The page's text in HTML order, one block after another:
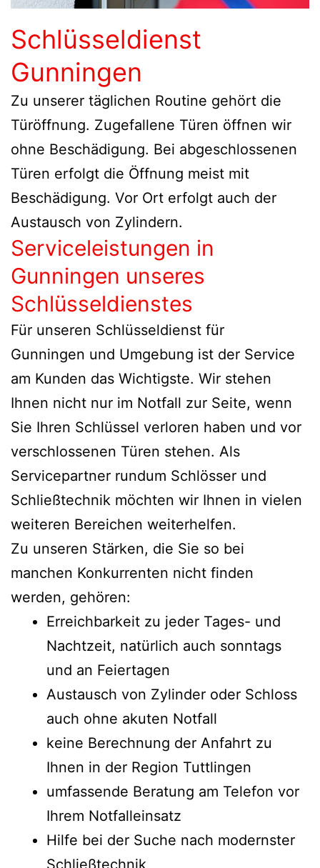
Schlüsseldienst
Gunningen
Zu unserer täglichen Routine gehört die
Türöffnung. Zugefallene Türen öffnen wir
ohne Beschädigung. Bei abgeschlossenen
Türen erfolgt die Öffnung meist mit
Beschädigung. Vor Ort erfolgt auch der
Austausch von Zylindern.
Serviceleistungen in
Gunningen unseres
Schlüsseldienstes
Für unseren Schlüsseldienst für
Gunningen und Umgebung ist der Service
am Kunden das Wichtigste. Wir stehen
Ihnen nicht nur im Notfall zur Seite, wenn
Sie Ihren Schlüssel verloren haben und vor
verschlossenen Türen stehen. Als
Servicepartner rundum Schlösser und
Schließtechnik möchten wir Ihnen in vielen
weiteren Bereichen weiterhelfen.
Zu unseren Stärken, die Sie so bei
manchen Konkurrenten nicht finden
werden, gehören:
Erreichbarkeit zu jeder Tages- und
Nachtzeit, natürlich auch sonntags
und an Feiertagen
Austausch von Zylinder oder Schloss
auch ohne akuten Notfall
keine Berechnung der Anfahrt zu
Ihnen in der Region Tuttlingen
umfassende Beratung am Telefon vor
Ihrem Notfalleinsatz
Hilfe bei der Suche nach modernster
Schließtechnik